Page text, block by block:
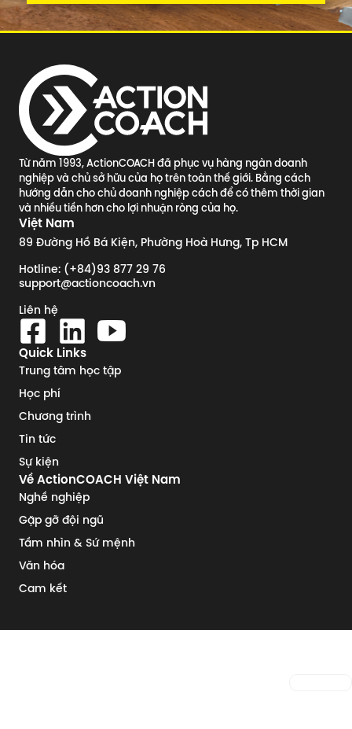
Từ năm 1993, ActionCOACH đã phục vụ hàng ngàn doanh
nghiệp và chủ sở hữu của họ trên toàn thế giới. Bằng cách
hướng dẫn cho chủ doanh nghiệp cách để có thêm thời gian
và nhiều tiền hơn cho lợi nhuận ròng của họ.
Việt Nam
89 Đường Hồ Bá Kiện, Phường Hoà Hưng, Tp HCM
Hotline: (+84)93 877 29 76
support@actioncoach.vn
Liên hệ
Quick Links
Trung tâm học tập
Học phí
Chương trình
Tin tức
Sự kiện
Về ActionCOACH Việt Nam
Nghề nghiệp
Gặp gỡ đội ngũ
Tầm nhìn & Sứ mệnh
Văn hóa
Cam kết